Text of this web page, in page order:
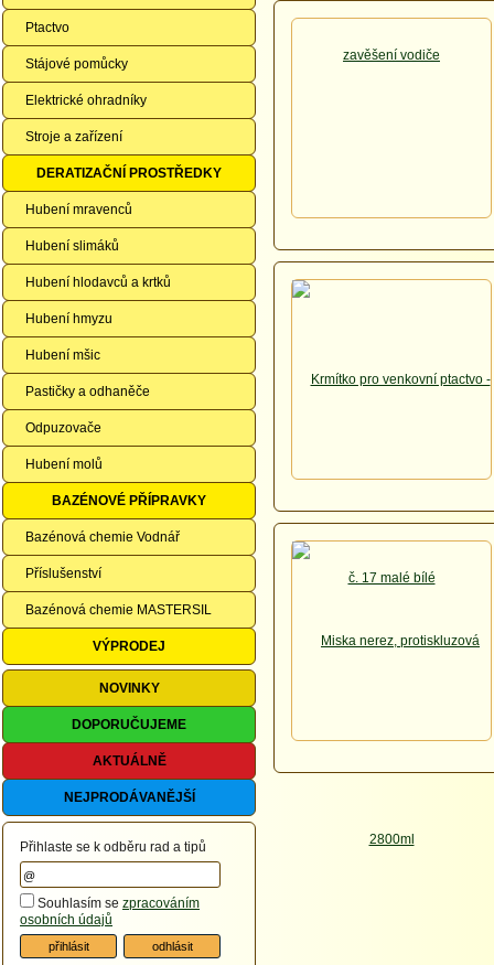
Ptactvo
Stájové pomůcky
Elektrické ohradníky
Stroje a zařízení
DERATIZAČNÍ PROSTŘEDKY
Hubení mravenců
Hubení slimáků
Hubení hlodavců a krtků
Hubení hmyzu
Hubení mšic
Pastičky a odhaněče
Odpuzovače
Hubení molů
BAZÉNOVÉ PŘÍPRAVKY
Bazénová chemie Vodnář
Příslušenství
Bazénová chemie MASTERSIL
VÝPRODEJ
NOVINKY
DOPORUČUJEME
AKTUÁLNĚ
NEJPRODÁVANĚJŠÍ
Přihlaste se k odběru rad a tipů
Souhlasím se zpracováním
osobních údajů